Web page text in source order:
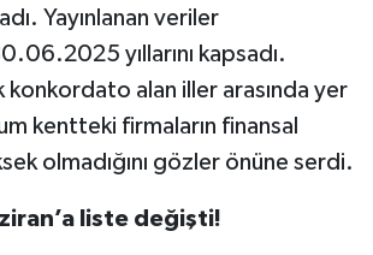
Yayınlanan veriler
yıllarını kapsadı.
konkordato alan iller arasında yer
kentteki firmaların finansal
olmadığını gözler önüne serdi.
liste değişti!